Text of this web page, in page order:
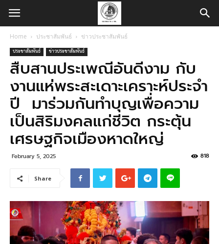
Home ประชาสัมพันธ์ ข่าวประชาสัมพันธ์
ประชาสัมพันธ์ ข่าวประชาสัมพันธ์
สืบสานประเพณีอันดีงาม กับ
งานแห่พระสะเดาะเคราะห์ประจำ
ปี มาร่วมกันทำบุญเพื่อความ
เป็นสิริมงคลแก่ชีวิต กระตุ้น
เศรษฐกิจเมืองหาดใหญ่
February 5, 2025 818
Share